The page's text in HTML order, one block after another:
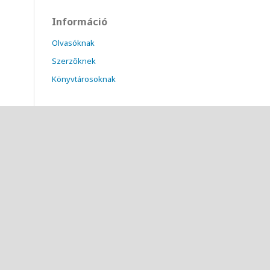
Információ
Olvasóknak
Szerzőknek
Könyvtárosoknak